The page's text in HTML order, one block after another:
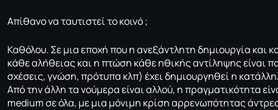
Απίθανο να ταυτιστεί το κοινό ;
Καθόλου. Σε μια εποχή που η ανεξάντλητη δημιουργία
κάθε αλήθειας και η πτώση κάθε ηθικής αντίληψης είναι
σχέσεις, γνώση, πρότυπα κλπ) έχει δημιουργηθεί η
Από την άλλη τα νούμερα είναι αλλού, η πραγματικότητα
medium σε όλα, με μια μόνιμη κρίση αρρενωπότητας